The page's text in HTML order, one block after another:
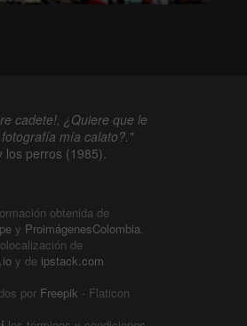
cadete!, ¿Quiere que le
mía calato?."
los perros (1985).
obtenida de
y ProimágenesColombia.
de
y de ipstack.com
por Freepik - Flaticon